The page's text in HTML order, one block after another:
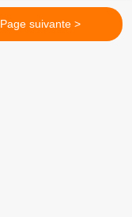
Page suivante >